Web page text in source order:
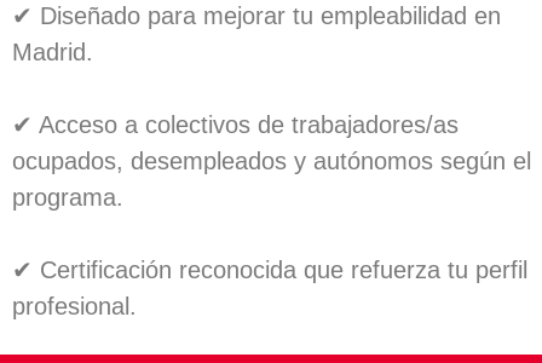
✔ Diseñado para mejorar tu empleabilidad en
Madrid.
✔ Acceso a colectivos de trabajadores/as
ocupados, desempleados y autónomos según el
programa.
✔ Certificación reconocida que refuerza tu perfil
profesional.